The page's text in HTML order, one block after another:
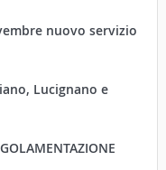
nuovo servizio
Lucignano e